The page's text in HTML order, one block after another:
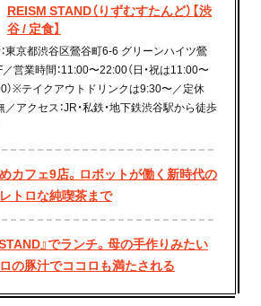
REISM STAND（りずむすたんど）【渋
谷 / 定食】
東京都渋谷区鶯谷町6-6 グリーンハイツ鶯
営業時間：11:00〜22:00（日・祝は11:00〜
）※テイクアウトドリンクは9:30〜／定休
／アクセス：JR・私鉄・地下鉄渋谷駅から徒歩
カフェ9店。ロボットが働く新時代の
トロな純喫茶まで
』でランチ。母の手作りみたい
の豚汁でココロも満たされる